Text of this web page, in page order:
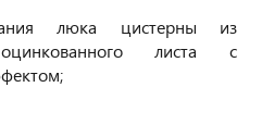
люка цистерны из
листа с